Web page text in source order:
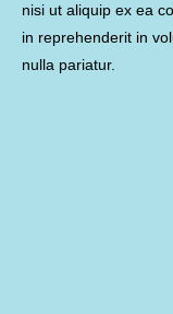
nisi ut aliquip ex ea
in reprehenderit in
nulla pariatur.